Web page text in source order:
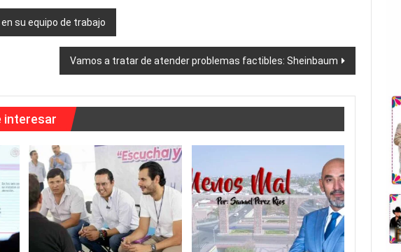
su equipo de trabajo
Vamos a tratar de atender problemas factibles: Sheinbaum
interesar